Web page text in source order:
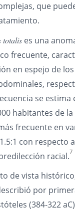
que
totalis es una
frecuente,
en espejo de
se estima
habitantes de
frecuente en
con respecto
racial.7
de vista
por
(384-322